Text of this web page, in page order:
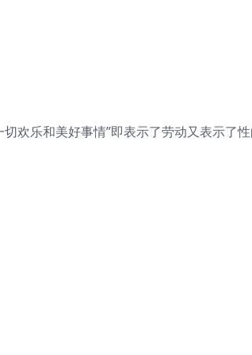
欢乐和美好事情”即表示了劳动又表示了